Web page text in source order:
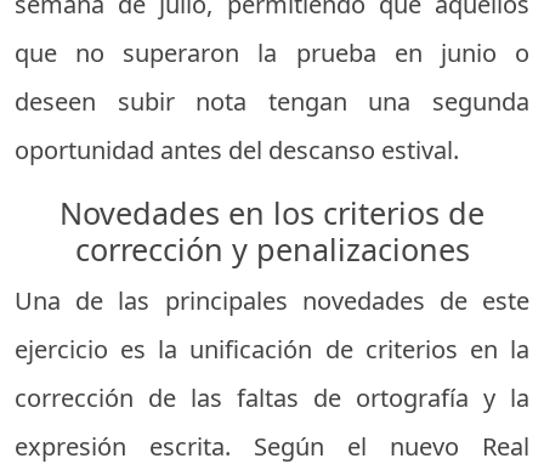
que no superaron la prueba en junio o
deseen subir nota tengan una segunda
oportunidad antes del descanso estival.
Novedades en los criterios de
corrección y penalizaciones
Una de las principales novedades de este
ejercicio es la unificación de criterios en la
corrección de las faltas de ortografía y la
expresión escrita. Según el nuevo Real